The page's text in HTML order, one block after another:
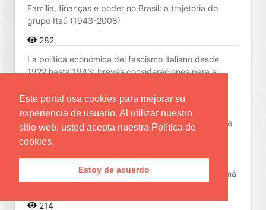
Este portal usa cookies para mejorar su
experiencia de usuario. Al utilizar nuestro
sitio web, usted acepta nuestra Política de
cookies.
Estoy de acuerdo
Família, finanças e poder no Brasil: a trajetória do
grupo Itaú (1943-2008)
282
La política económica del fascismo italiano desde
1922 hasta 1943: breves consideraciones para su
271
La idea de la “economía del cuidado” como creadora
de valor económico no tiene fundamento teórico
Capacidad estatal, fiscalidad y subyugación: Panamá
214